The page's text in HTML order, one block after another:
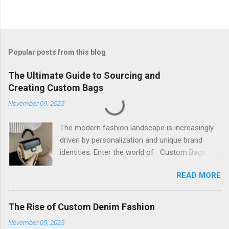
Popular posts from this blog
The Ultimate Guide to Sourcing and
Creating Custom Bags
November 09, 2025
The modern fashion landscape is increasingly
driven by personalization and unique brand
identities. Enter the world of Custom Bags , a
individuals to transform their vision into
tangible, functional art. This isn't just about
putting a logo on a generic product; it's about
hardware to silhouette and stitching, creating
READ MORE
The Rise of Custom Denim Fashion
November 09, 2025